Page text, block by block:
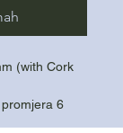
(with Cork
6